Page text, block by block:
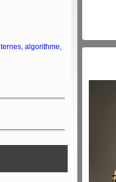
algorithme,